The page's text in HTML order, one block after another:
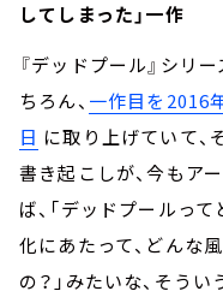
してしまった」一作
『デッドプール』シリ
ちろん、 一作目を2016
日 に取り上げていて
書き起こしが、今もア
ば、「デッドプールって
化にあたって、どんな
の？」みたいな、そう